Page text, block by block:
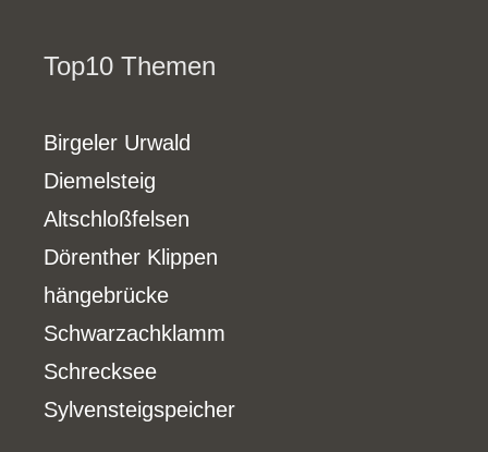
Top10 Themen
Birgeler Urwald
Diemelsteig
Altschloßfelsen
Dörenther Klippen
hängebrücke
Schwarzachklamm
Schrecksee
Sylvensteigspeicher